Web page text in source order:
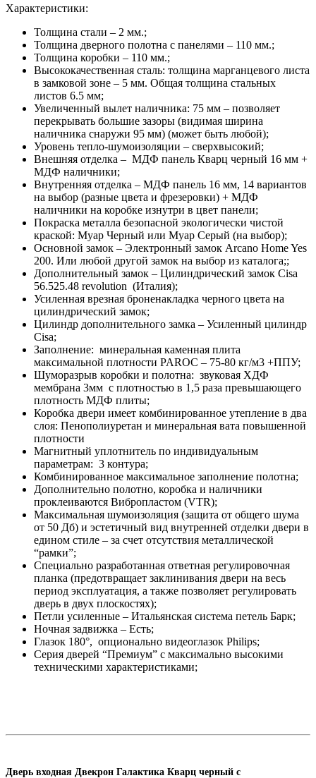
Характеристики:
Толщина стали – 2 мм.;
Толщина дверного полотна с панелями – 110 мм.;
Толщина коробки – 110 мм.;
Высококачественная сталь: толщина марганцевого листа
в замковой зоне – 5 мм. Общая толщина стальных
листов 6.5 мм;
Увеличенный вылет наличника: 75 мм – позволяет
перекрывать большие зазоры (видимая ширина
наличника снаружи 95 мм) (может быть любой);
Уровень тепло-шумоизоляции – сверхвысокий;
Внешняя отделка – МДФ панель Кварц черный 16 мм +
МДФ наличники;
Внутренняя отделка – МДФ панель 16 мм, 14 вариантов
на выбор (разные цвета и фрезеровки) + МДФ
наличники на коробке изнутри в цвет панели;
Покраска металла безопасной экологически чистой
краской: Муар Черный или Муар Серый (на выбор);
Основной замок – Электронный замок Arcano Home Yes
200. Или любой другой замок на выбор из каталога;;
Дополнительный замок – Цилиндрический замок Cisa
56.525.48 revolution (Италия);
Усиленная врезная броненакладка черного цвета на
цилиндрический замок;
Цилиндр дополнительного замка – Усиленный цилиндр
Cisa;
Заполнение: минеральная каменная плита
максимальной плотности PAROC – 75-80 кг/м3 +ППУ;
Шуморазрыв коробки и полотна: звуковая ХДФ
мембрана 3мм с плотностью в 1,5 раза превышающего
плотность МДФ плиты;
Коробка двери имеет комбинированное утепление в два
слоя: Пенополиуретан и минеральная вата повышенной
плотности
Магнитный уплотнитель по индивидуальным
параметрам: 3 контура;
Комбинированное максимальное заполнение полотна;
Дополнительно полотно, коробка и наличники
проклеиваются Вибропластом (VTR);
Максимальная шумоизоляция (защита от общего шума
от 50 Дб) и эстетичный вид внутренней отделки двери в
едином стиле – за счет отсутствия металлической
“рамки”;
Специально разработанная ответная регулировочная
планка (предотвращает заклинивания двери на весь
период эксплуатация, а также позволяет регулировать
дверь в двух плоскостях);
Петли усиленные – Итальянская система петель Барк;
Ночная задвижка – Есть;
Глазок 180°, опционально видеоглазок Philips;
Серия дверей “Премиум” с максимально высокими
техническими характеристиками;
Дверь входная Двекрон Галактика Кварц черный с